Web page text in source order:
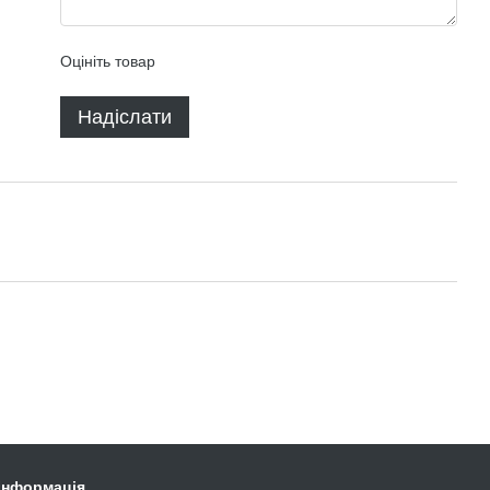
Оцініть товар
Надіслати